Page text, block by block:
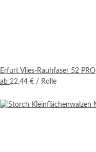
Erfurt Vlies-Rauhfaser 52 PRO
ab 22,44 € / Rolle